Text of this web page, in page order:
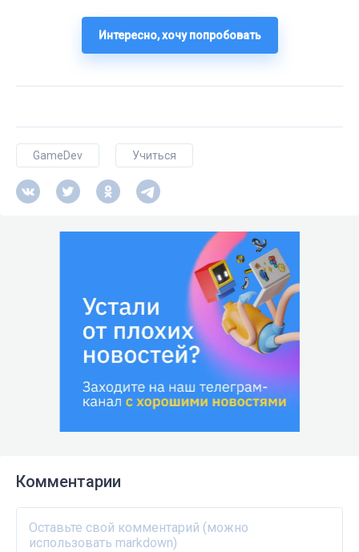
Интересно, хочу попробовать
GameDev Учиться
Комментарии